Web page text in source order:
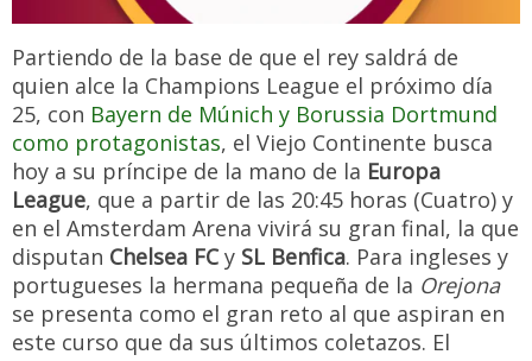
Partiendo de la base de que el rey saldrá de
quien alce la Champions League el próximo día
25, con Bayern de Múnich y Borussia Dortmund
como protagonistas, el Viejo Continente busca
hoy a su príncipe de la mano de la Europa
League, que a partir de las 20:45 horas (Cuatro) y
en el Amsterdam Arena vivirá su gran final, la que
disputan Chelsea FCy SL Benfica. Para ingleses y
portugueses la hermana pequeña de la Orejona
se presenta como el gran reto al que aspiran en
este curso que da sus últimos coletazos. El